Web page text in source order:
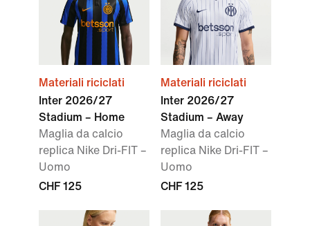
Materiali riciclati
Inter 2026/27
Stadium – Home
Maglia da calcio
replica Nike Dri-FIT –
Uomo
CHF 125
Materiali riciclati
Inter 2026/27
Stadium – Away
Maglia da calcio
replica Nike Dri-FIT –
Uomo
CHF 125